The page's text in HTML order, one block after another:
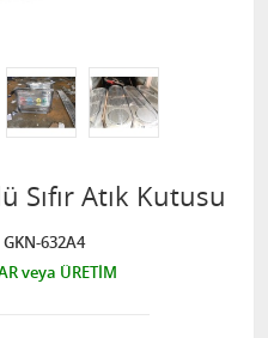
Sıfır Atık Kutusu
GKN-632A4
veya ÜRETİM